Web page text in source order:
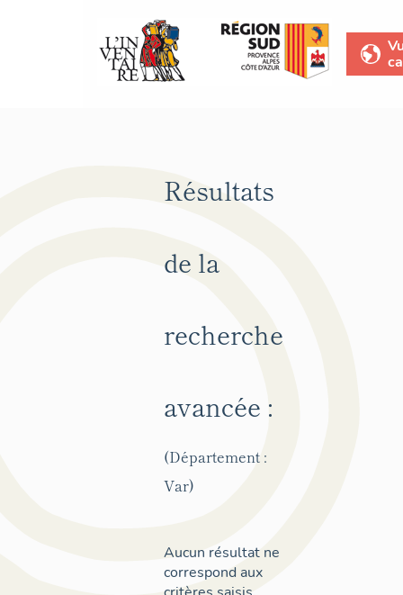
Résultats
de la
recherche
avancée :
(Département :
Var)
Aucun résultat ne
correspond aux